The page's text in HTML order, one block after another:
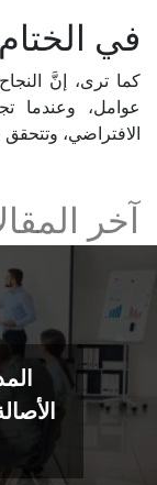
في
كما ترى، إنَّ
عوامل، وعندما
الافتراضي، وتتحقق
آخر